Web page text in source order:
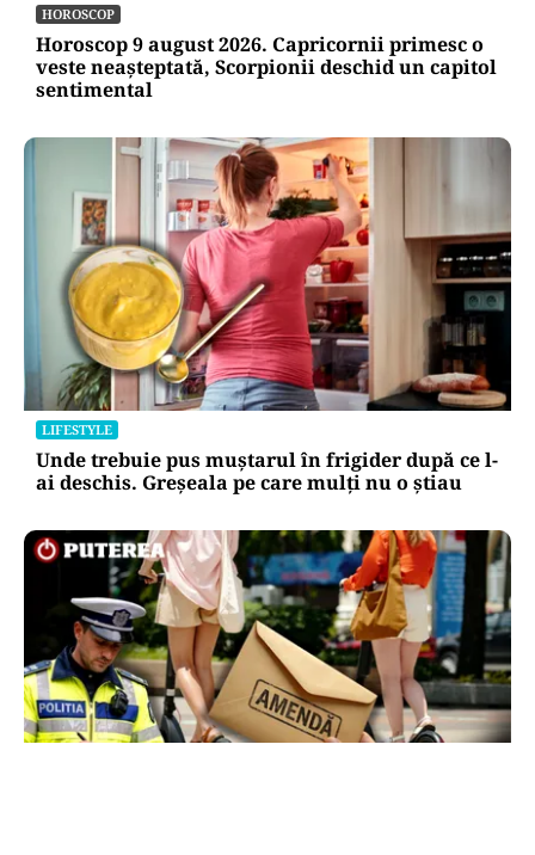
HOROSCOP
Horoscop 9 august 2026. Capricornii primesc o
veste neașteptată, Scorpionii deschid un capitol
sentimental
LIFESTYLE
Unde trebuie pus muștarul în frigider după ce l-
ai deschis. Greșeala pe care mulți nu o știau